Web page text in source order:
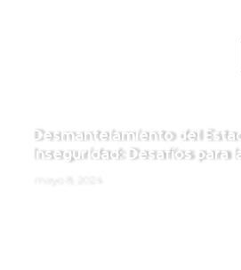
Desmantelamiento del
Inseguridad: Desafíos para